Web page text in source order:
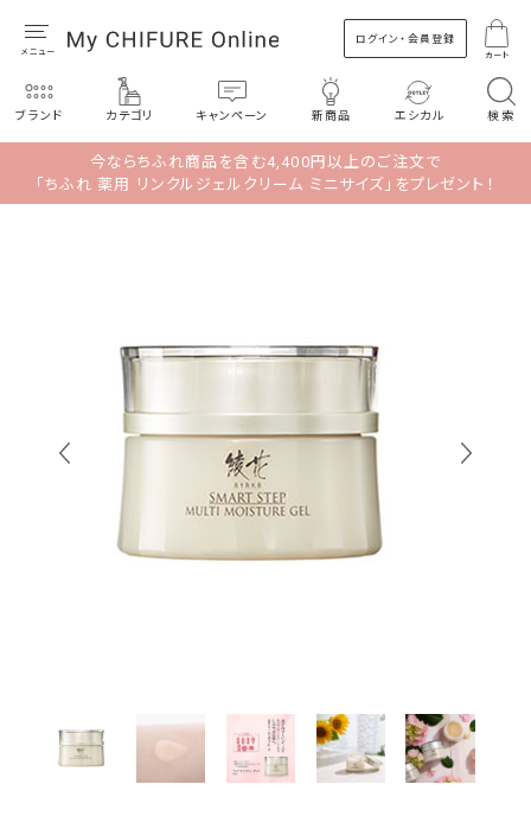
ログイン・会員登録
カート
ブランド カテゴリ キャンペーン 新商品 エシカル 検索
今ならちふれ商品を含む4,400円以上のご注文で
「ちふれ 薬用 リンクルジェルクリーム ミニサイズ」をプレゼント！